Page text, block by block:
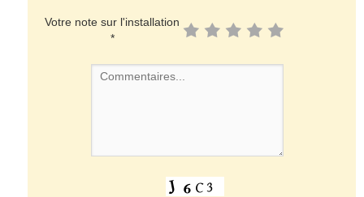
Votre note sur l'installation
*